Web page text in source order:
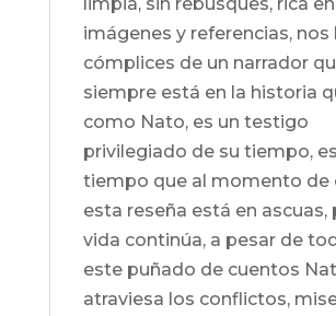
imágenes y referencias, nos
cómplices de un narrador
siempre está en la historia
como Nato, es un testigo
privilegiado de su tiempo,
tiempo que al momento de
esta reseña está en ascuas,
vida continúa, a pesar de
este puñado de cuentos
atraviesa los conflictos,